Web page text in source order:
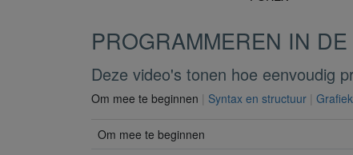
PROGRAMMEREN IN
Deze video's tonen hoe eenvoudig
Om mee te beginnen | Syntax en structuur |
Om mee te beginnen